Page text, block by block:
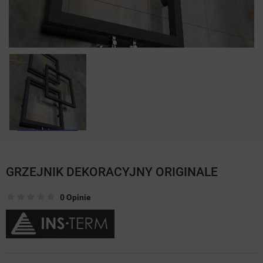
GRZEJNIK DEKORACYJNY ORIGINALE
0 Opinie